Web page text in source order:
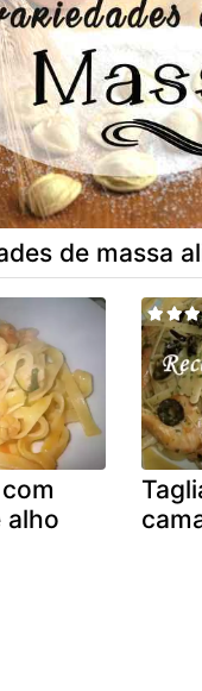
de massa
alho